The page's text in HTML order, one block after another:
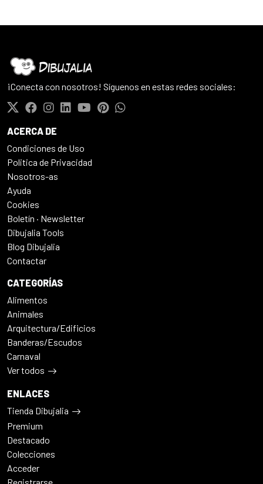
¡Conecta con nosotros! Síguenos en estas redes sociales:
ACERCA DE
Condiciones de Uso
Politica de Privacidad
Nosotros-as
Ayuda
Cookies
Boletín · Newsletter
Dibujalia Tools
Blog Dibujalia
Contactar
CATEGORÍAS
Alimentos
Animales
Arquitectura/Edificios
Banderas/Escudos
Carnaval
Ver todos
ENLACES
Tienda Dibujalia
Premium
Destacado
Colecciones
Acceder
Registrarse